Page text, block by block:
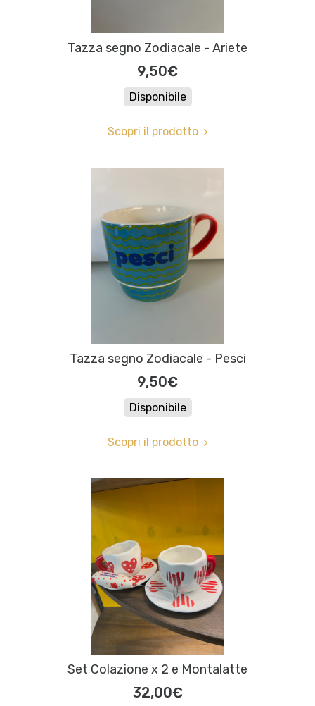
Tazza segno Zodiacale - Ariete
9,50€
Disponibile
Scopri il prodotto
Tazza segno Zodiacale - Pesci
9,50€
Disponibile
Scopri il prodotto
Set Colazione x 2 e Montalatte
32,00€